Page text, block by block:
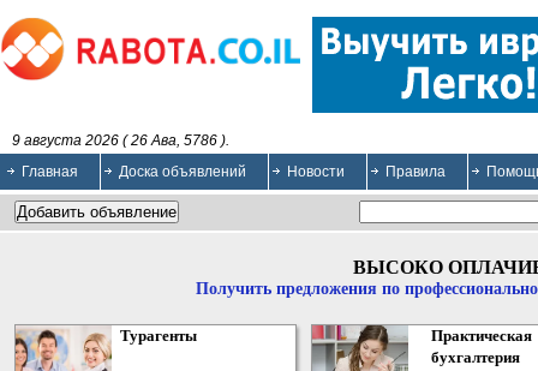
9 августа 2026 ( 26 Ава, 5786 ).
Главная
Доска объявлений Новости Правила
ВЫСОКО
Получить предложения по
Турагенты
Практическая
бухгалтерия